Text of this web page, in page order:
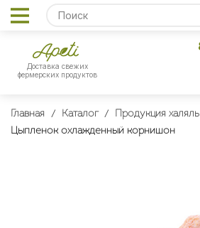
Доставка свежих
фермерских продуктов
Главная Каталог
Продукция халяль
Цыпленок охлажденный корнишон